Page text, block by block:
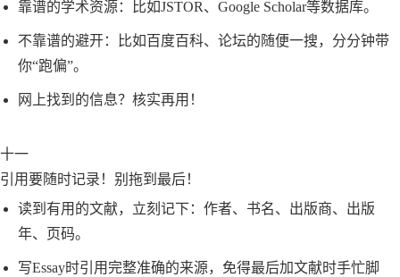
靠谱的学术资源：比如JSTOR、Google Scholar等数据库。
不靠谱的避开：比如百度百科、论坛的随便一搜，分分钟带
你“跑偏”。
网上找到的信息？核实再用！
十一
引用要随时记录！别拖到最后！
读到有用的文献，立刻记下：作者、书名、出版商、出版
年、页码。
写Essay时引用完整准确的来源，免得最后加文献时手忙脚